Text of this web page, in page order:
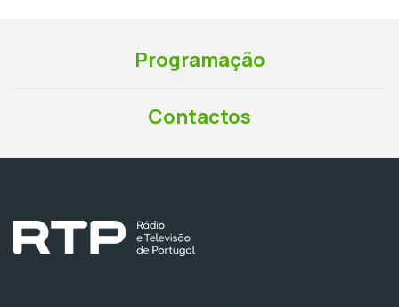
Programação
Contactos